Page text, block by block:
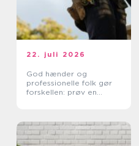
22. juli 2026
God hænder og
professionelle folk gør
forskellen: prøv en